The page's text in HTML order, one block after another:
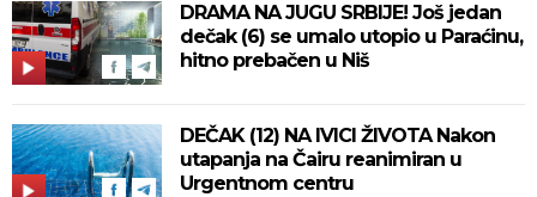
DRAMA NA JUGU SRBIJE! Još jedan
dečak (6) se umalo utopio u Paraćinu,
hitno prebačen u Niš
DEČAK (12) NA IVICI ŽIVOTA Nakon
utapanja na Čairu reanimiran u
Urgentnom centru